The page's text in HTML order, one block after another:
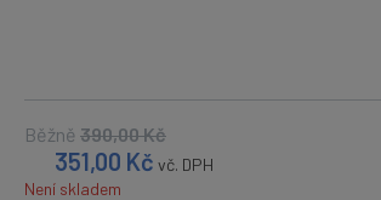
Běžně 390,00Kč
351,00 Kč vč. DPH
Není skladem